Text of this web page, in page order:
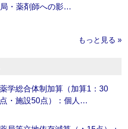
局・薬剤師への影…
もっと見る »
学総合体制加算（加算1：30
・施設50点）：個人…